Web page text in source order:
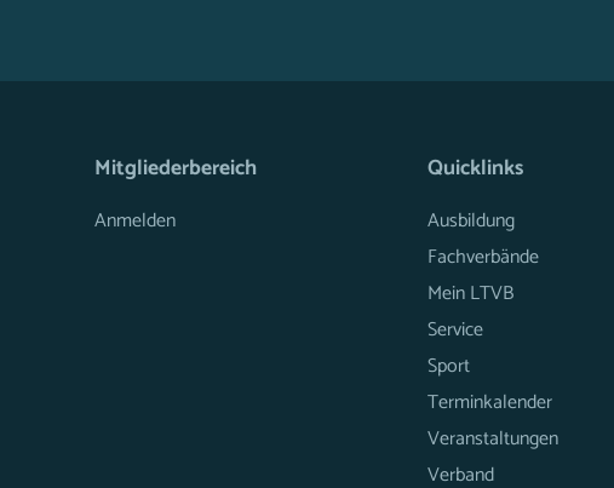
Mitgliederbereich
Anmelden
Quicklinks
Ausbildung
Fachverbände
Mein LTVB
Service
Sport
Terminkalender
Veranstaltungen
Verband